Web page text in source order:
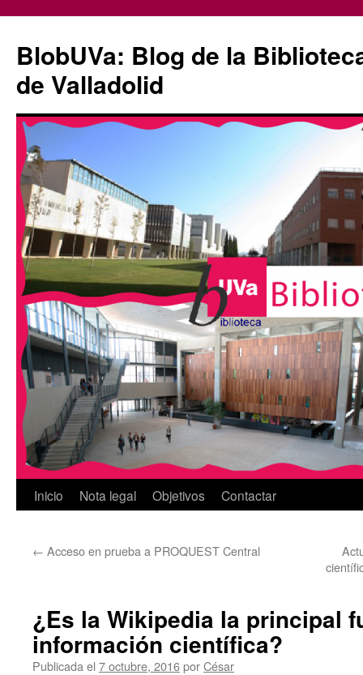
contenido
BlobUVa: Blog de la
de Valladolid
Inicio Nota legal Objetivos Contactar
← Acceso en prueba a PROQUEST Central
¿Es la Wikipedia la principal
información científica?
Publicada el 7 octubre, 2016porCésar